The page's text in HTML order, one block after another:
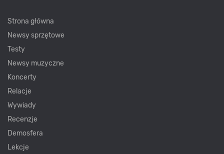
Strona główna
Newsy sprzętowe
Testy
Newsy muzyczne
Koncerty
Relacje
Wywiady
Recenzje
Demosfera
Lekcje